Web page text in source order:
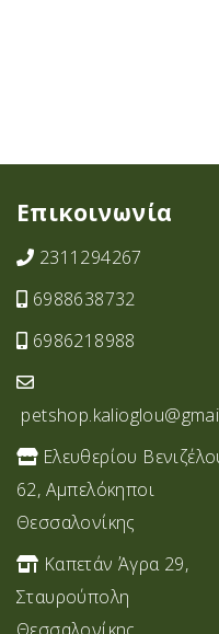
Επικοινωνία
2311294267
6988638732
6986218988
Ελευθερίου
62, Αμπελόκηποι
Θεσσαλονίκης
Καπετάν Άγρα 29,
Σταυρoύπολη
Θεσσαλονίκης